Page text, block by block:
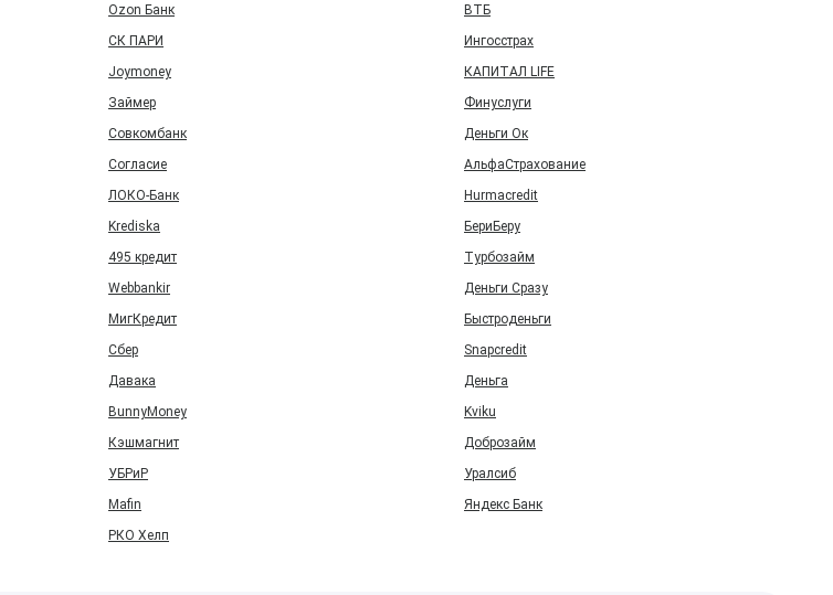
Ozon Банк
ВТБ
СК ПАРИ
Ингосстрах
Joymoney
КАПИТАЛ LIFE
Займер
Финуслуги
Совкомбанк
Деньги Ок
Согласие
АльфаСтрахование
ЛОКО-Банк
Hurmacredit
Krediska
БериБеру
495 кредит
Турбозайм
Webbankir
Деньги Сразу
МигКредит
Быстроденьги
Сбер
Snapcredit
Давака
Деньга
BunnyMoney
Kviku
Кэшмагнит
Доброзайм
УБРиР
Уралсиб
Mafin
Яндекс Банк
РКО Хелп